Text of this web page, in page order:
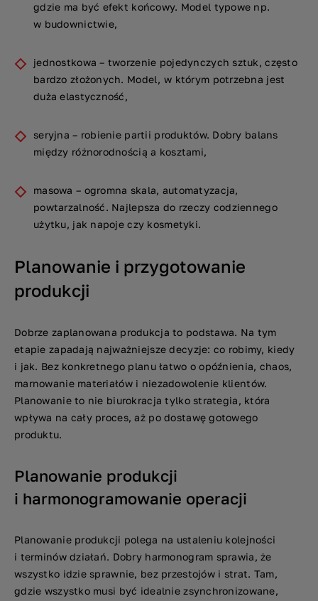
gdzie ma być efekt końcowy. Model typowe np.
w budownictwie,
jednostkowa – tworzenie pojedynczych sztuk, często
bardzo złożonych. Model, w którym potrzebna jest
duża elastyczność,
seryjna – robienie partii produktów. Dobry balans
między różnorodnością a kosztami,
masowa – ogromna skala, automatyzacja,
powtarzalność. Najlepsza do rzeczy codziennego
użytku, jak napoje czy kosmetyki.
Planowanie i przygotowanie
produkcji
Dobrze zaplanowana produkcja to podstawa. Na tym
etapie zapadają najważniejsze decyzje: co robimy, kiedy
i jak. Bez konkretnego planu łatwo o opóźnienia, chaos,
marnowanie materiałów i niezadowolenie klientów.
Planowanie to nie biurokracja tylko strategia, która
wpływa na cały proces, aż po dostawę gotowego
produktu.
Planowanie produkcji
i harmonogramowanie operacji
Planowanie produkcji polega na ustaleniu kolejności
i terminów działań. Dobry harmonogram sprawia, że
wszystko idzie sprawnie, bez przestojów i strat. Tam,
gdzie wszystko musi być idealnie zsynchronizowane,